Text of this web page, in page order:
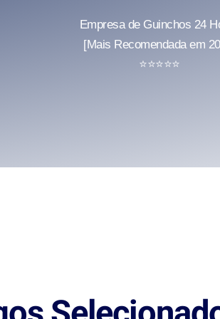
Empresa de Guinchos 24
[Mais Recomendada em
⭐⭐⭐⭐⭐